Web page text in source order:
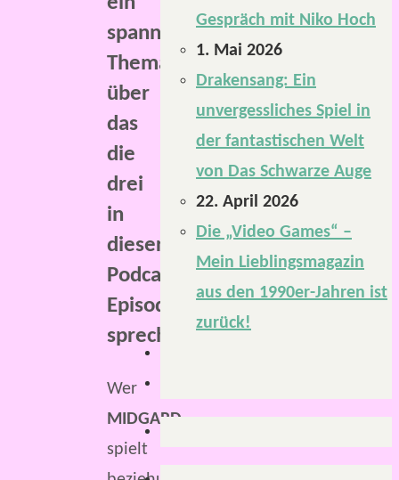
spannendes
Thema,
über
das
die
drei
in
dieser
Podcast-
Episode
sprechen.
Wer
MIDGARD
spielt
Gespräch mit Niko Hoch
1. Mai 2026
Drakensang: Ein
unvergessliches Spiel in
der fantastischen Welt
von Das Schwarze Auge
22. April 2026
Die „Video Games“ –
Mein Lieblingsmagazin
aus den 1990er-Jahren ist
zurück!